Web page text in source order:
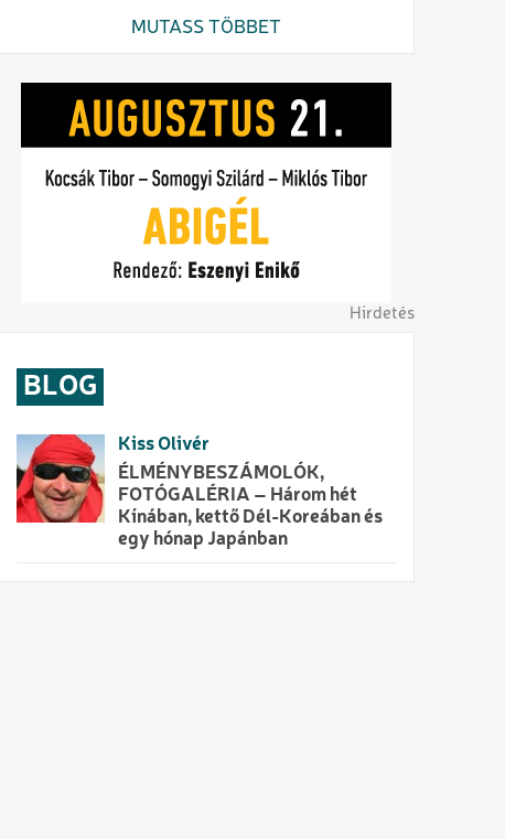
MUTASS TÖBBET
Hirdetés
BLOG
Kiss Olivér
ÉLMÉNYBESZÁMOLÓK,
FOTÓGALÉRIA – Három hét
Kínában, kettő Dél-Koreában és
egy hónap Japánban